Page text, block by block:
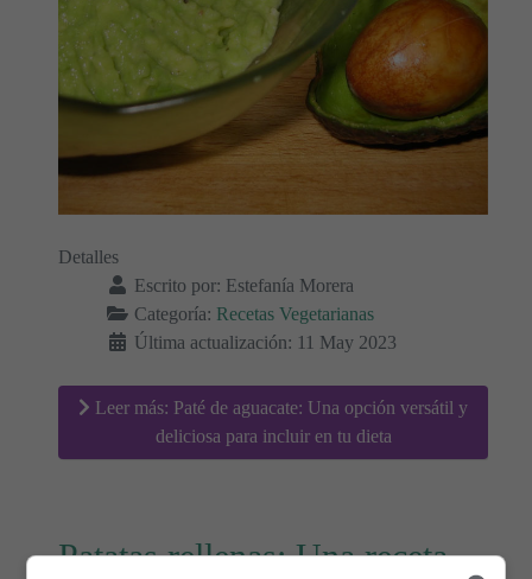
Detalles
Escrito por: Estefanía Morera
Categoría: Recetas Vegetarianas
Última actualización: 11 May 2023
Leer más: Paté de aguacate: Una opción versátil y
deliciosa para incluir en tu dieta
Patatas rellenas: Una receta